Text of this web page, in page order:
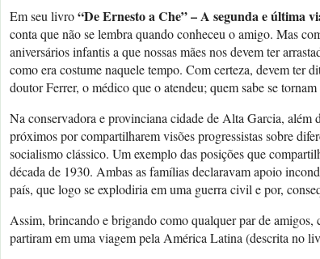
Em seu livro“De Ernesto a Che” – A segunda e última
conta que não se lembra quando conheceu o amigo. Mas
aniversários infantis a que nossas mães nos devem ter
como era costume naquele tempo. Com certeza, devem ter
doutor Ferrer, o médico que o atendeu; quem sabe se tornam
Na conservadora e provinciana cidade de Alta Garcia, além
próximos por compartilharem visões progressistas sobre
socialismo clássico. Um exemplo das posições que
década de 1930. Ambas as famílias declaravam apoio
país, que logo se explodiria em uma guerra civil e por,
Assim, brincando e brigando como qualquer par de
partiram em uma viagem pela América Latina (descrita no